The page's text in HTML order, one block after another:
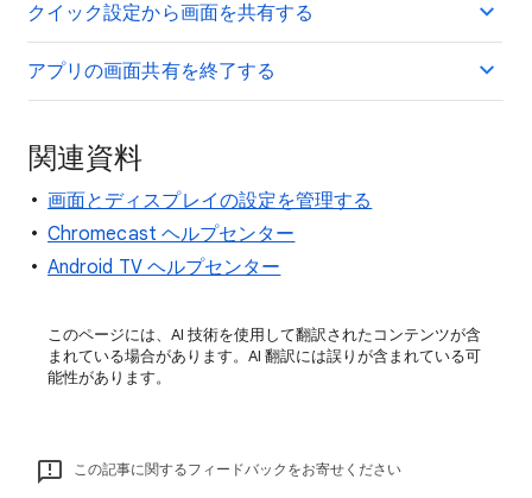
クイック設定から画面を共有する
アプリの画面共有を終了する
関連資料
画面とディスプレイの設定を管理する
Chromecast ヘルプセンター
Android TV ヘルプセンター
このページには、AI 技術を使用して翻訳されたコンテンツが含
まれている場合があります。AI 翻訳には誤りが含まれている可
能性があります。
この記事に関するフィードバックをお寄せください